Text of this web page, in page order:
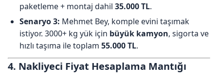
paketleme + montaj dahil 35.000 TL.
Senaryo 3: Mehmet Bey, komple evini taşımak
istiyor. 3000+ kg yük için büyük kamyon, sigorta ve
hızlı taşıma ile toplam 55.000 TL.
4. Nakliyeci Fiyat Hesaplama Mantığı